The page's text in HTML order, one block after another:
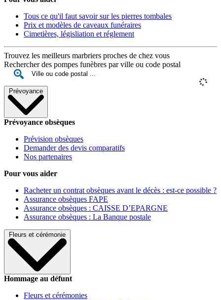
Tous ce qu'il faut savoir sur les pierres tombales
Prix et modèles de caveaux funéraires
Cimetières, législiation et réglement
Trouvez les meilleurs marbriers proches de chez vous
Rechercher des pompes funèbres par ville ou code postal
Prévoyance
Prévoyance obsèques
Prévision obsèques
Demander des devis comparatifs
Nos partenaires
Pour vous aider
Racheter un contrat obsèques avant le décès : est-ce possible ?
Assurance obsèques FAPE
Assurance obsèques : CAISSE D’EPARGNE
Assurance obsèques : La Banque postale
Fleurs et cérémonie
Hommage au défunt
Fleurs et cérémonies